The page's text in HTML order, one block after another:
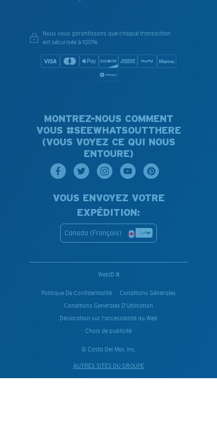
Nous vous garantissons que chaque transaction
est sécurisée à 100%
MONTREZ-NOUS COMMENT
VOUS #SEEWHATSOUTTHERE
(VOUS VOYEZ CE QUI NOUS
ENTOURE)
VOUS ENVOYEZ VOTRE
EXPÉDITION:
Canada (Français)
WebID #
Politique De Confidentialité
Conditions Générales
Conditions Generales D’utilisation
Déclaration sur l'accessibilité du Web
Choix de publicité
© Costa Del Mar, Inc.
AUTRES SITES DU GROUPE